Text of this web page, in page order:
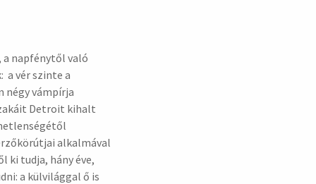
napfénytől való
a vér szinte a
négy vámpírja
Detroit kihalt
alkalmával
ki tudja, hány éve,
a külvilággal ő is